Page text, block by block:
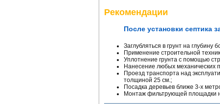
Рекомендации
После установки септика
Заглубляться в грунт на глубину
Применение строительной
Уплотнение грунта с помощью
Нанесение любых механических
Проезд транспорта над
толщиной 25 см.;
Посадка деревьев ближе 3-х
Монтаж фильтрующей площадки